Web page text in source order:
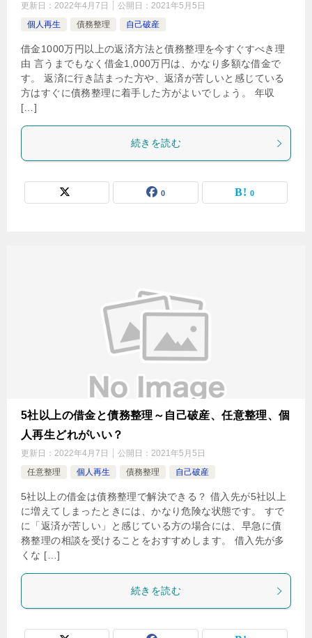
更新日： 2022年4月7日 公開日： 2021年5月5日
個人再生
債務整理 自己破産
借金1000万円以上の返済方法と債務整理を今すぐすべき理
由 言うまでもなく借金1,000万円は、かなり多額な借金で
す。 返済に行き詰まった方や、返済が苦しいと感じている
方はすぐに債務整理に着手した方がよいでしょう。 年収
[…]
続きを読む
0 0
5社以上の借金と債務整理～自己破産、任意整理、個
人再生どれがいい？
更新日： 2022年4月7日 公開日： 2021年5月5日
任意整理
個人再生 債務整理 自己破産
5社以上の借金は債務整理で解決できる？ 借入先が5社以上
に増えてしまったときには、かなり危険な状態です。 すで
に「返済が苦しい」と感じている方の場合には、早急に債
務整理の相談を受けることをおすすめします。 借入先が多
くな […]
続きを読む